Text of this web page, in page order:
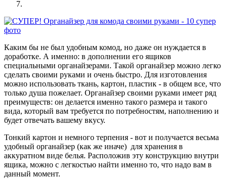
Каким бы не был удобным комод, но даже он нуждается в
доработке. А именно: в дополнении его ящиков
специальными органайзерами. Такой органайзер можно легко
сделать своими руками и очень быстро. Для изготовления
можно использовать ткань, картон, пластик - в общем все, что
только душа пожелает. Органайзер своими руками имеет ряд
преимуществ: он делается именно такого размера и такого
вида, который вам требуется по потребностям, наполнению и
будет отвечать вашему вкусу.
Тонкий картон и немного терпения - вот и получается весьма
удобный органайзер (как же иначе) для хранения в
аккуратном виде белья. Расположив эту конструкцию внутри
ящика, можно с легкостью найти именно то, что надо вам в
данный момент.